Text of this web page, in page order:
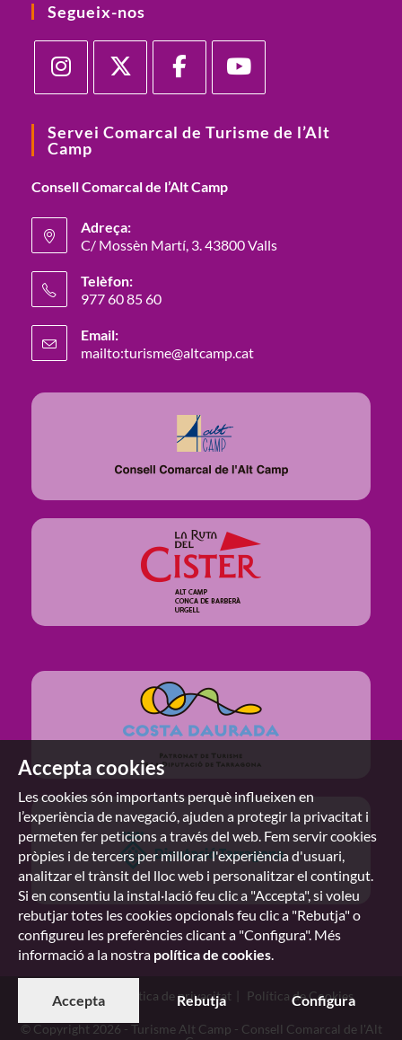
Accepta cookies
Les cookies són importants perquè influeixen en
l’experiència de navegació, ajuden a protegir la privacitat i
permeten fer peticions a través del web. Fem servir cookies
pròpies i de tercers per millorar l'experiència d'usuari,
analitzar el trànsit del lloc web i personalitzar el contingut.
Si en consentiu la instal·lació feu clic a "Accepta", si voleu
rebutjar totes les cookies opcionals feu clic a "Rebutja" o
configureu les preferències clicant a "Configura". Més
informació a la nostra política de cookies.
Accepta Rebutja Configura
Segueix-nos
in
tab
in
tab
in
tab
in
tab
Servei Comarcal de Turisme de l’Alt
Camp
Consell Comarcal de l’Alt Camp
Adreça:
C/ Mossèn Martí, 3. 43800 Valls
in
a
new
tab
Telèfon:
977 60 85 60
in
your
Email:
mailto:turisme@altcamp.catOpens
Avís legal Política de privacitat Política de Cookies
© Copyright 2026 - Turisme Alt Camp - Consell Comarcal de l'Alt